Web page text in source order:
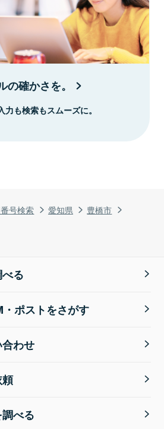
号検索 愛知県
豊橋市
確かさを。
も検索もスムーズに。
る
ポストをさがす
わせ
べる